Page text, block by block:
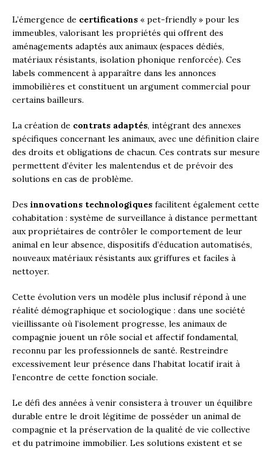
L’émergence de certifications « pet-friendly » pour les
immeubles, valorisant les propriétés qui offrent des
aménagements adaptés aux animaux (espaces dédiés,
matériaux résistants, isolation phonique renforcée). Ces
labels commencent à apparaître dans les annonces
immobilières et constituent un argument commercial pour
certains bailleurs.
La création de contrats adaptés, intégrant des annexes
spécifiques concernant les animaux, avec une définition claire
des droits et obligations de chacun. Ces contrats sur mesure
permettent d’éviter les malentendus et de prévoir des
solutions en cas de problème.
Des innovations technologiques facilitent également cette
cohabitation : système de surveillance à distance permettant
aux propriétaires de contrôler le comportement de leur
animal en leur absence, dispositifs d’éducation automatisés,
nouveaux matériaux résistants aux griffures et faciles à
nettoyer.
Cette évolution vers un modèle plus inclusif répond à une
réalité démographique et sociologique : dans une société
vieillissante où l’isolement progresse, les animaux de
compagnie jouent un rôle social et affectif fondamental,
reconnu par les professionnels de santé. Restreindre
excessivement leur présence dans l’habitat locatif irait à
l’encontre de cette fonction sociale.
Le défi des années à venir consistera à trouver un équilibre
durable entre le droit légitime de posséder un animal de
compagnie et la préservation de la qualité de vie collective
et du patrimoine immobilier. Les solutions existent et se